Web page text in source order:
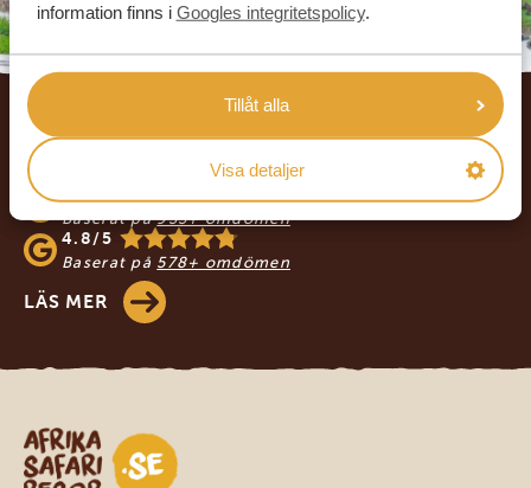
information finns i Googles integritetspolicy.
Tillåt alla
Visa detaljer
Footer
VÅRA KUNDER REKOMMENDERAR
AFRIKA SAFARI RESOR
4.9/5
Baserat på933+ omdömen
4.8/5
Baserat på 578+ omdömen
LÄS MER
Safari-resor i Afrika